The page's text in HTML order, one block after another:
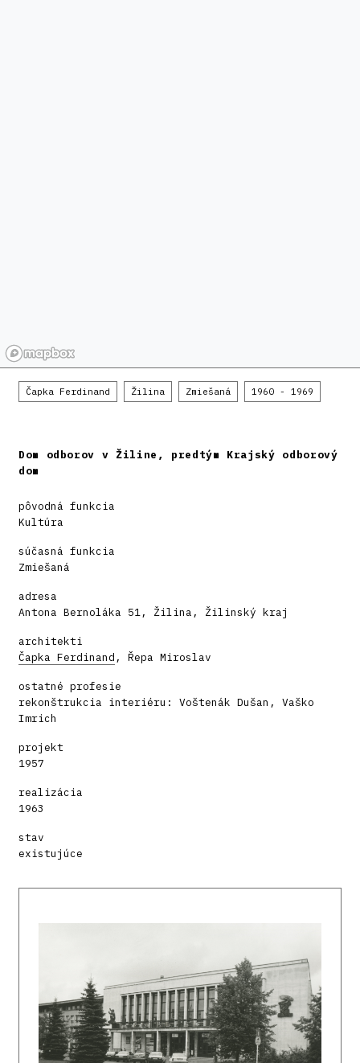
Čapka Ferdinand Žilina Zmiešaná 1960 - 1969
Dom odborov v Žiline, predtým Krajský odborový
dom
pôvodná funkcia
Kultúra
súčasná funkcia
Zmiešaná
adresa
Antona Bernoláka 51, Žilina, Žilinský kraj
architekti
Čapka Ferdinand , Řepa Miroslav
ostatné profesie
rekonštrukcia interiéru: Voštenák Dušan, Vaško
Imrich
projekt
1957
realizácia
1963
stav
existujúce